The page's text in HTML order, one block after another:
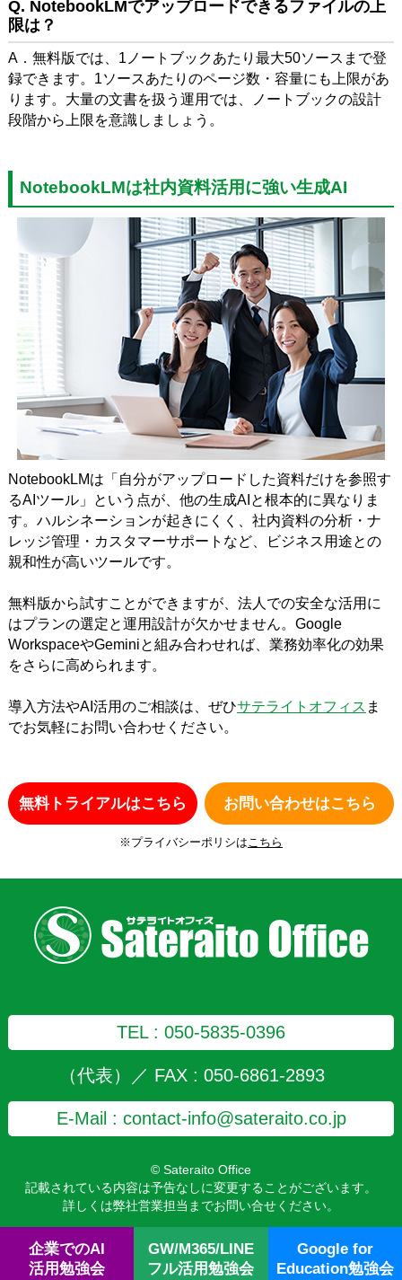
Q. NotebookLMでアップロードできるファイルの上
限は？
A．無料版では、1ノートブックあたり最大50ソースまで登
録できます。1ソースあたりのページ数・容量にも上限があ
ります。大量の文書を扱う運用では、ノートブックの設計
段階から上限を意識しましょう。
NotebookLMは社内資料活用に強い生成AI
NotebookLMは「自分がアップロードした資料だけを参照す
るAIツール」という点が、他の生成AIと根本的に異なりま
す。ハルシネーションが起きにくく、社内資料の分析・ナ
レッジ管理・カスタマーサポートなど、ビジネス用途との
親和性が高いツールです。
無料版から試すことができますが、法人での安全な活用に
はプランの選定と運用設計が欠かせません。Google
WorkspaceやGeminiと組み合わせれば、業務効率化の効果
をさらに高められます。
導入方法やAI活用のご相談は、ぜひサテライトオフィス ま
でお気軽にお問い合わせください。
無料トライアルはこちら お問い合わせはこちら
※プライバシーポリシはこちら
TEL : 050-5835-0396
（代表）／ FAX : 050-6861-2893
E-Mail : contact-info@sateraito.co.jp
© Sateraito Office
記載されている内容は予告なしに変更することがございます。
詳しくは弊社営業担当までお問い合せください。
企業でのAI
活用勉強会
GW/M365/LINE
フル活用勉強会
Google for
Education勉強会